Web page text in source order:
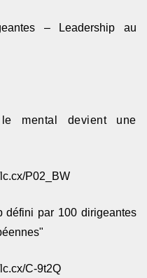
– Leadership au
mental devient une
P02_BW
défini par 100 dirigeantes
C-9t2Q